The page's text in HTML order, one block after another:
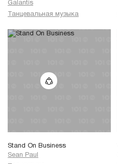
Galantis
Танцевальная музыка
Stand On Business
Sean Paul